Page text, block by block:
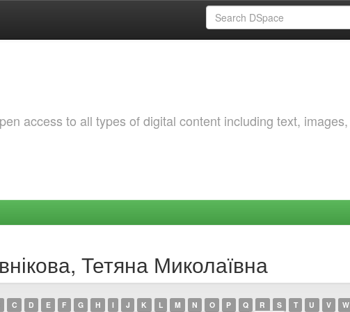
access to all types of digital content including text, images,
Тетяна Миколаївна
C D E F G H I J K L M N O P Q R S T U V W